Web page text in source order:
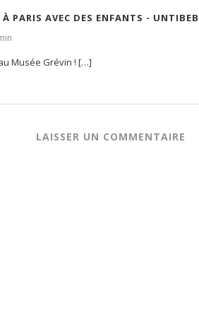
PARIS AVEC DES ENFANTS -
Musée Grévin ! […]
LAISSER UN COMMENTAIRE